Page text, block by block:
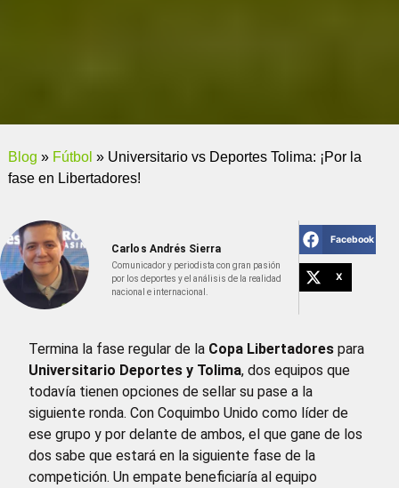
Blog » Fútbol » Universitario vs Deportes Tolima: ¡Por la
fase en Libertadores!
Carlos Andrés Sierra
Comunicador y periodista con gran pasión
por los deportes y el análisis de la realidad
nacional e internacional.
Facebook
X
Termina la fase regular de la Copa Libertadores para
Universitario Deportes y Tolima, dos equipos que
todavía tienen opciones de sellar su pase a la
siguiente ronda. Con Coquimbo Unido como líder de
ese grupo y por delante de ambos, el que gane de los
dos sabe que estará en la siguiente fase de la
competición. Un empate beneficiaría al equipo